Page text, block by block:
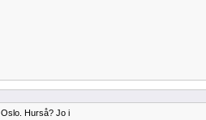
Oslo. Hurså? Jo i